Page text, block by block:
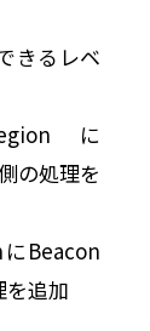
きるレベ
に
の処理を
Beacon
追加